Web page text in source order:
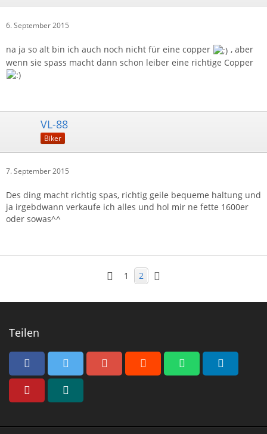
6. September 2015
na ja so alt bin ich auch noch nicht für eine copper
, aber
wenn sie spass macht dann schon leiber eine richtige Copper
VL-88
Biker
7. September 2015
Des ding macht richtig spas, richtig geile bequeme haltung und
ja irgebdwann verkaufe ich alles und hol mir ne fette 1600er
oder sowas^^
1 2
Teilen